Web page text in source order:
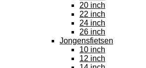
20 inch
22 inch
24 inch
26 inch
Jongensfietsen
10 inch
12 inch